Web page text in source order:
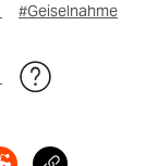
#Geiselnahme